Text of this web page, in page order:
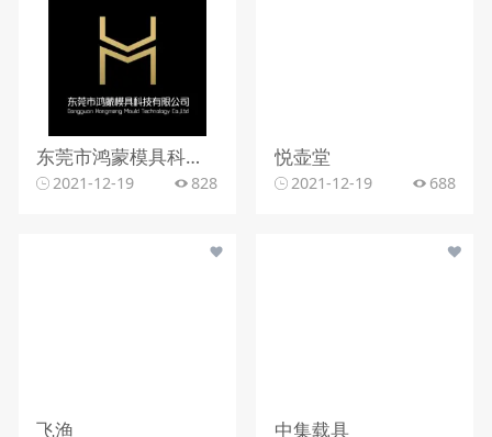
东莞市鸿蒙模具科技有限公司
2021-12-19 828
悦壶堂
2021-12-19 688
飞渔 中集载具